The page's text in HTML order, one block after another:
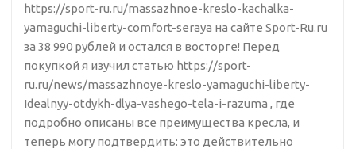
https://sport-ru.ru/massazhnoe-kreslo-kachalka-
yamaguchi-liberty-comfort-seraya на сайте Sport-Ru.ru
за 38 990 рублей и остался в восторге! Перед
покупкой я изучил статью https://sport-
ru.ru/news/massazhnoye-kreslo-yamaguchi-liberty-
Idealnyy-otdykh-dlya-vashego-tela-i-razuma , где
подробно описаны все преимущества кресла, и
теперь могу подтвердить: это действительно